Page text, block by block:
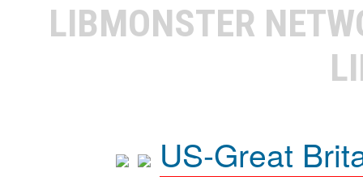
LIBMONSTER
US-Great